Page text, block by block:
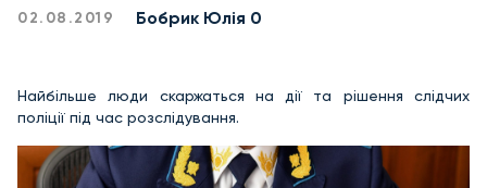
02.08.2019 Бобрик Юлія 0
Найбільше люди скаржаться на дії та рішення слідчих
поліції під час розслідування.